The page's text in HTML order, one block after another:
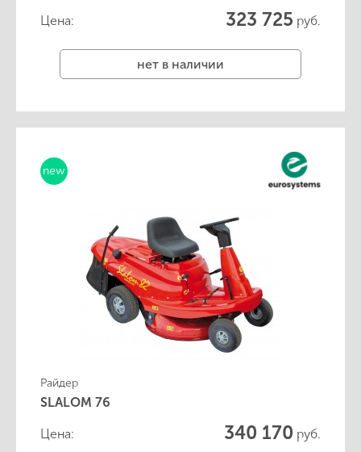
Цена: 323 725 руб.
нет в наличии
new
Райдер
SLALOM 76
Цена: 340 170 руб.